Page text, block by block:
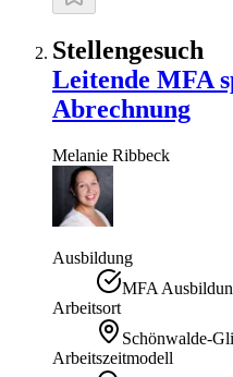
Stellengesuch
Leitende MFA
Abrechnung
Melanie Ribbeck
Ausbildung
MFA
Arbeitsort
Schönwalde-
Arbeitszeitmodell